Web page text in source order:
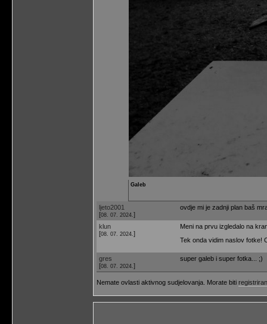
Galeb
ljeto2001
[08. 07. 2024. ]
ovdje mi je zadnji plan baš
klun
[08. 07. 2024. ]
Meni na prvu izgledalo na
Tek onda vidim naslov fotke!
gres
[08. 07. 2024. ]
super galeb i super fotka... ;)
Nemate ovlasti aktivnog sudjelovanja. Morate biti